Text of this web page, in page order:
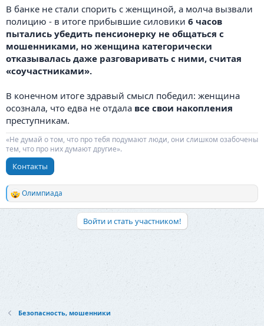
В банке не стали спорить с женщиной, а молча вызвали
полицию - в итоге прибывшие силовики 6 часов
пытались убедить пенсионерку не общаться с
мошенниками, но женщина категорически
отказывалась даже разговаривать с ними, считая
«соучастниками».
В конечном итоге здравый смысл победил: женщина
осознала, что едва не отдала все свои накопления
преступникам.
«Не думай о том, что про тебя подумают люди, они слишком озабочены
тем, что про них думают другие».
Контакты
Р
е
Олимпиада
Войти и стать участником!
Безопасность, мошенники